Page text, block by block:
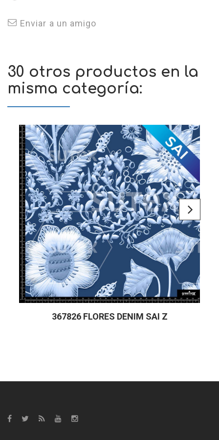
Enviar a un amigo
30 otros productos en la
misma categoría:
367826 FLORES DENIM SAI Z